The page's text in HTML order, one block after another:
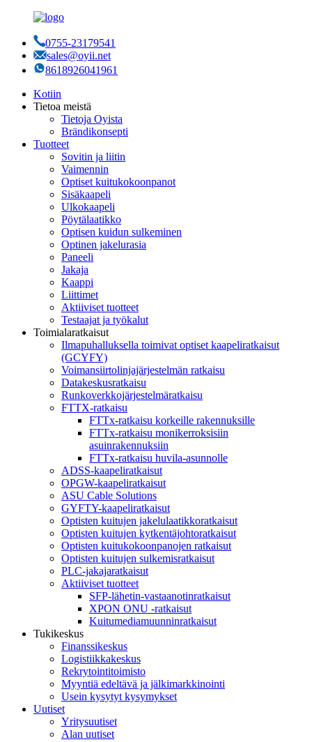
0755-23179541
sales@oyii.net
8618926041961
Kotiin
Tietoa meistä
Tietoja Oyista
Brändikonsepti
Tuotteet
Sovitin ja liitin
Vaimennin
Optiset kuitukokoonpanot
Sisäkaapeli
Ulkokaapeli
Pöytälaatikko
Optisen kuidun sulkeminen
Optinen jakelurasia
Paneeli
Jakaja
Kaappi
Liittimet
Aktiiviset tuotteet
Testaajat ja työkalut
Toimialaratkaisut
Ilmapuhalluksella toimivat optiset kaapeliratkaisut
(GCYFY)
Voimansiirtolinjajärjestelmän ratkaisu
Datakeskusratkaisu
Runkoverkkojärjestelmäratkaisu
FTTX-ratkaisu
FTTx-ratkaisu korkeille rakennuksille
FTTx-ratkaisu monikerroksisiin
asuinrakennuksiin
FTTx-ratkaisu huvila-asunnolle
ADSS-kaapeliratkaisut
OPGW-kaapeliratkaisut
ASU Cable Solutions
GYFTY-kaapeliratkaisut
Optisten kuitujen jakelulaatikkoratkaisut
Optisten kuitujen kytkentäjohtoratkaisut
Optisten kuitukokoonpanojen ratkaisut
Optisten kuitujen sulkemisratkaisut
PLC-jakajaratkaisut
Aktiiviset tuotteet
SFP-lähetin-vastaanotinratkaisut
XPON ONU -ratkaisut
Kuitumediamuunninratkaisut
Tukikeskus
Finanssikeskus
Logistiikkakeskus
Rekrytointitoimisto
Myyntiä edeltävä ja jälkimarkkinointi
Usein kysytyt kysymykset
Uutiset
Yritysuutiset
Alan uutiset